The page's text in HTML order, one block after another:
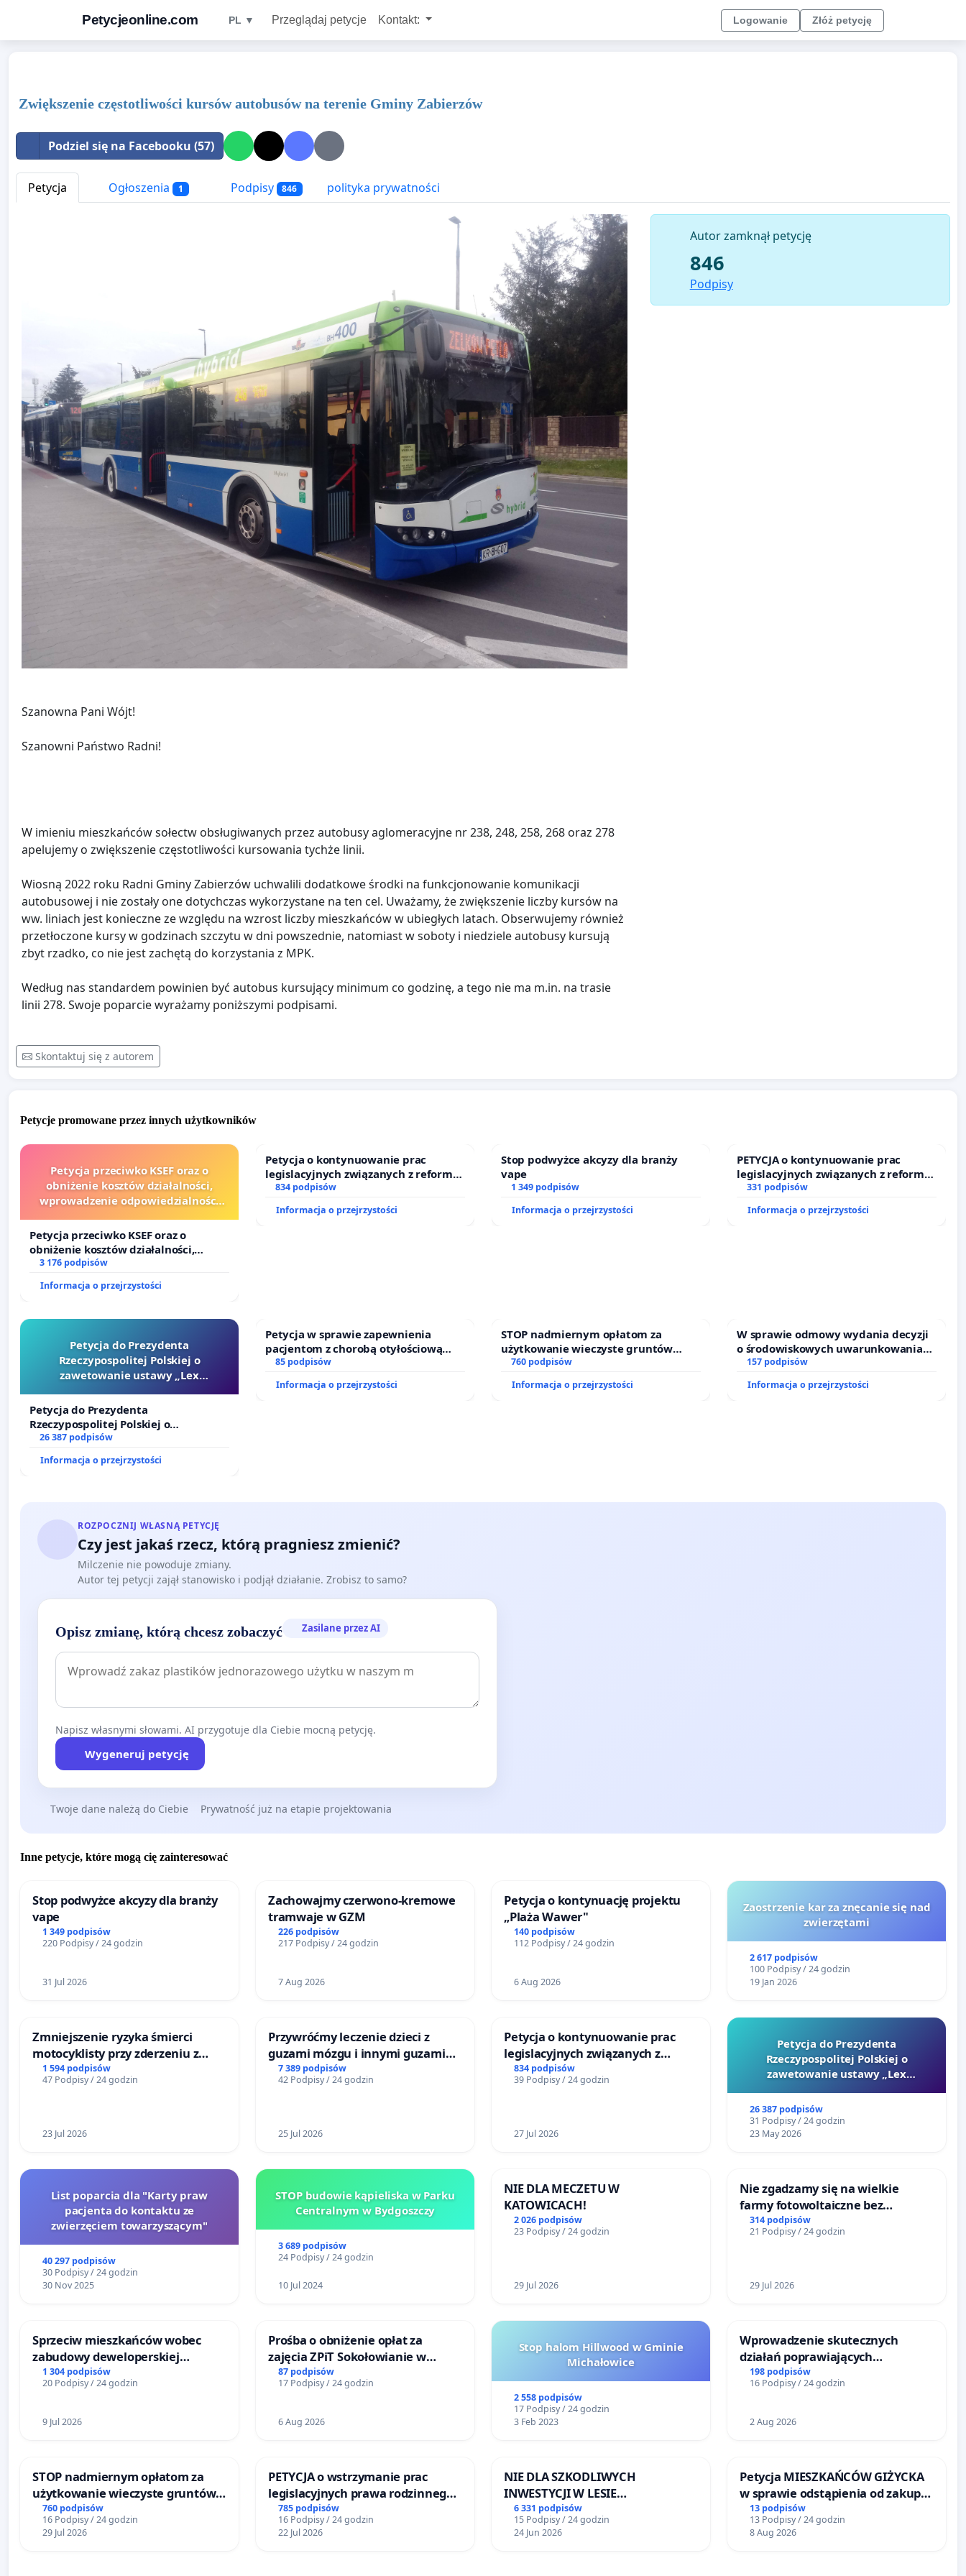
Petycjeonline.com PL ▼ Przeglądaj petycje Kontakt: Logowanie Złóż petycję
Zwiększenie częstotliwości kursów autobusów na terenie Gminy Zabierzów
Podziel się na Facebooku (57)
Petycja Ogłoszenia 1 Podpisy 846 polityka prywatności
Szanowna Pani Wójt!
Szanowni Państwo Radni!
W imieniu mieszkańców sołectw obsługiwanych przez autobusy aglomeracyjne nr 238, 248, 258, 268 oraz 278
apelujemy o zwiększenie częstotliwości kursowania tychże linii.
Wiosną 2022 roku Radni Gminy Zabierzów uchwalili dodatkowe środki na funkcjonowanie komunikacji
autobusowej i nie zostały one dotychczas wykorzystane na ten cel. Uważamy, że zwiększenie liczby kursów na
ww. liniach jest konieczne ze względu na wzrost liczby mieszkańców w ubiegłych latach. Obserwujemy również
przetłoczone kursy w godzinach szczytu w dni powszednie, natomiast w soboty i niedziele autobusy kursują
zbyt rzadko, co nie jest zachętą do korzystania z MPK.
Według nas standardem powinien być autobus kursujący minimum co godzinę, a tego nie ma m.in. na trasie
linii 278. Swoje poparcie wyrażamy poniższymi podpisami.
Skontaktuj się z autorem
Autor zamknął petycję
846
Podpisy
Petycje promowane przez innych użytkowników
Petycja przeciwko KSEF oraz o
obniżenie kosztów działalności,
wprowadzenie odpowiedzialności
sędziów
Petycja przeciwko KSEF oraz o
obniżenie kosztów działalności,
wprowadzenie odpowiedzialności
sędziów
3 176 podpisów
Informacja o przejrzystości
Petycja o kontynuowanie prac
legislacyjnych związanych z reformą
prawa rodzinnego
834 podpisów
Informacja o przejrzystości
Stop podwyżce akcyzy dla branży
vape
1 349 podpisów
Informacja o przejrzystości
PETYCJA o kontynuowanie prac
legislacyjnych związanych z reformą
prawa rodzinnego
331 podpisów
Informacja o przejrzystości
Petycja do Prezydenta
Rzeczypospolitej Polskiej o
zawetowanie ustawy „Lex
Petycja do Prezydenta
Rzeczypospolitej Polskiej o
zawetowanie ustawy „Lex Szarlatan”
26 387 podpisów
Informacja o przejrzystości
Petycja w sprawie zapewnienia
pacjentom z chorobą otyłościową
dostępu do kompleksowego leczenia
85 podpisów
Informacja o przejrzystości
STOP nadmiernym opłatom za
użytkowanie wieczyste gruntów
zajmowanych przez rodzinne ogrody
760 podpisów
Informacja o przejrzystości
W sprawie odmowy wydania decyzji
o środowiskowych uwarunkowaniach
dla budowy zakładu wytwarzania
Południowym oraz ochrony
157 podpisów
Informacja o przejrzystości
ROZPOCZNIJ WŁASNĄ PETYCJĘ
Czy jest jakaś rzecz, którą pragniesz zmienić?
Milczenie nie powoduje zmiany.
Autor tej petycji zajął stanowisko i podjął działanie. Zrobisz to samo?
Opisz zmianę, którą chcesz zobaczyć Zasilane przez AI
Napisz własnymi słowami. AI przygotuje dla Ciebie mocną petycję.
Wygeneruj petycję
Twoje dane należą do Ciebie Prywatność już na etapie projektowania
Inne petycje, które mogą cię zainteresować
Stop podwyżce akcyzy dla branży
vape
1 349 podpisów
220 Podpisy / 24 godzin
31 Jul 2026
Zachowajmy czerwono-kremowe
tramwaje w GZM
226 podpisów
217 Podpisy / 24 godzin
7 Aug 2026
Petycja o kontynuację projektu
„Plaża Wawer"
140 podpisów
112 Podpisy / 24 godzin
6 Aug 2026
Zaostrzenie kar za znęcanie się nad
zwierzętami
2 617 podpisów
100 Podpisy / 24 godzin
19 Jan 2026
Zmniejszenie ryzyka śmierci
motocyklisty przy zderzeniu z
barierą energochłonną
1 594 podpisów
47 Podpisy / 24 godzin
23 Jul 2026
Przywróćmy leczenie dzieci z
guzami mózgu i innymi guzami
litymi do Górnośląskiego
Centrum Zdrowia Dziecka w
7 389 podpisów
42 Podpisy / 24 godzin
25 Jul 2026
Petycja o kontynuowanie prac
legislacyjnych związanych z
reformą prawa rodzinnego
834 podpisów
39 Podpisy / 24 godzin
27 Jul 2026
Petycja do Prezydenta
Rzeczypospolitej Polskiej o
zawetowanie ustawy „Lex
26 387 podpisów
31 Podpisy / 24 godzin
23 May 2026
List poparcia dla "Karty praw
pacjenta do kontaktu ze
zwierzęciem towarzyszącym"
40 297 podpisów
30 Podpisy / 24 godzin
30 Nov 2025
STOP budowie kąpieliska w Parku
Centralnym w Bydgoszczy
3 689 podpisów
24 Podpisy / 24 godzin
10 Jul 2024
NIE DLA MECZETU W
KATOWICACH!
2 026 podpisów
23 Podpisy / 24 godzin
29 Jul 2026
Nie zgadzamy się na wielkie
farmy fotowoltaiczne bez
rzetelnych analiz i akceptacji
mieszkańców
314 podpisów
21 Podpisy / 24 godzin
29 Jul 2026
Sprzeciw mieszkańców wobec
zabudowy deweloperskiej
terenow zielonych w rejonie
Bulwarów Straceńskich w Bielsku-
1 304 podpisów
20 Podpisy / 24 godzin
9 Jul 2026
Prośba o obniżenie opłat za
zajęcia ZPiT Sokołowianie w
Sokołowskim Ośrodku Kultury
87 podpisów
17 Podpisy / 24 godzin
6 Aug 2026
Stop halom Hillwood w Gminie
Michałowice
2 558 podpisów
17 Podpisy / 24 godzin
3 Feb 2023
Wprowadzenie skutecznych
działań poprawiających
bezpieczeństwo na ulicy
Żeromskiego w Otwocku
198 podpisów
16 Podpisy / 24 godzin
2 Aug 2026
STOP nadmiernym opłatom za
użytkowanie wieczyste gruntów
zajmowanych przez rodzinne
ogrody działkowe.
760 podpisów
16 Podpisy / 24 godzin
29 Jul 2026
PETYCJA o wstrzymanie prac
legislacyjnych prawa rodzinnego
narażających ofiary przemocy
785 podpisów
16 Podpisy / 24 godzin
22 Jul 2026
NIE DLA SZKODLIWYCH
INWESTYCJI W LESIE
ŁAGIEWNICKIM I ARTURÓWKU
6 331 podpisów
15 Podpisy / 24 godzin
24 Jun 2026
Petycja MIESZKAŃCÓW GIŻYCKA
w sprawie odstąpienia od zakupu
przez miasto Giżycko
nieruchomości położonej nad
jeziorem Niegocin
13 podpisów
13 Podpisy / 24 godzin
8 Aug 2026